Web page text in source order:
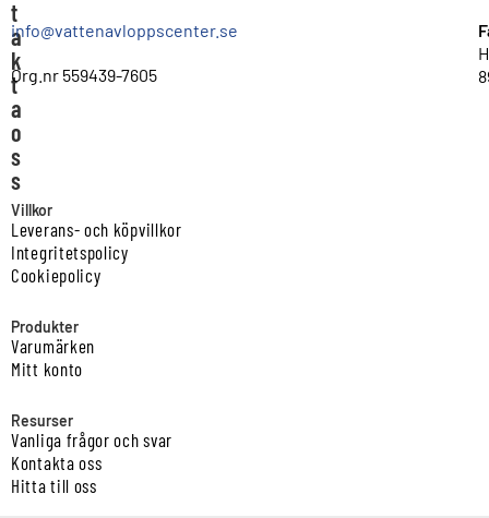
t
a
k
t
a
o
s
s
info@vattenavloppscenter.se
Org.nr 559439-7605
Villkor
Leverans- och köpvillkor
Integritetspolicy
Cookiepolicy
Produkter
Varumärken
Mitt konto
Resurser
Vanliga frågor och svar
Kontakta oss
Hitta till oss